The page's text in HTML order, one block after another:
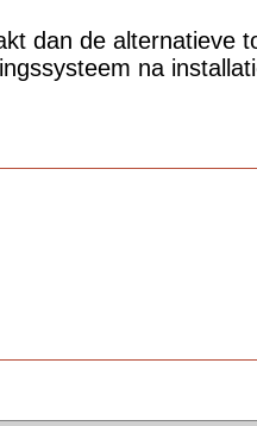
dan de alternatieve
na